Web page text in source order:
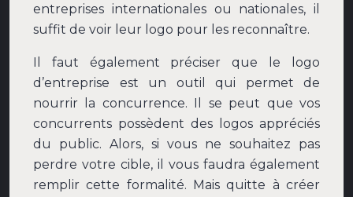
entreprises internationales ou nationales, il
suffit de voir leur logo pour les reconnaître.
Il faut également préciser que le logo
d’entreprise est un outil qui permet de
nourrir la concurrence. Il se peut que vos
concurrents possèdent des logos appréciés
du public. Alors, si vous ne souhaitez pas
perdre votre cible, il vous faudra également
remplir cette formalité. Mais quitte à créer